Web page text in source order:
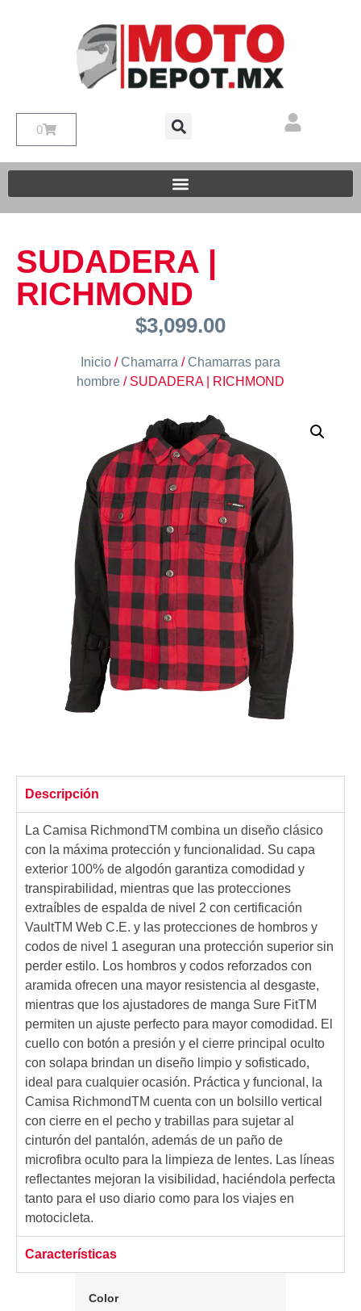
0
SUDADERA |
RICHMOND
$3,099.00
Inicio /Chamarra /Chamarras para
hombre / SUDADERA | RICHMOND
Descripción
La Camisa RichmondTM combina un diseño clásico
con la máxima protección y funcionalidad. Su capa
exterior 100% de algodón garantiza comodidad y
transpirabilidad, mientras que las protecciones
extraíbles de espalda de nivel 2 con certificación
VaultTM Web C.E. y las protecciones de hombros y
codos de nivel 1 aseguran una protección superior sin
perder estilo. Los hombros y codos reforzados con
aramida ofrecen una mayor resistencia al desgaste,
mientras que los ajustadores de manga Sure FitTM
permiten un ajuste perfecto para mayor comodidad. El
cuello con botón a presión y el cierre principal oculto
con solapa brindan un diseño limpio y sofisticado,
ideal para cualquier ocasión. Práctica y funcional, la
Camisa RichmondTM cuenta con un bolsillo vertical
con cierre en el pecho y trabillas para sujetar al
cinturón del pantalón, además de un paño de
microfibra oculto para la limpieza de lentes. Las líneas
reflectantes mejoran la visibilidad, haciéndola perfecta
tanto para el uso diario como para los viajes en
motocicleta.
Características
Color